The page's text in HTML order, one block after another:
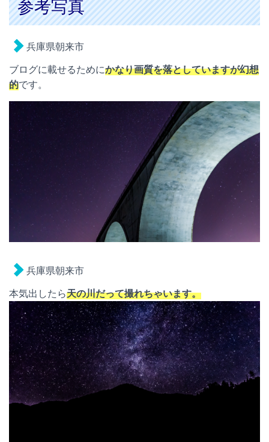
参考写真
兵庫県朝来市
ブログに載せるためにかなり画質を落としていますが幻想
的です。
兵庫県朝来市
本気出したら天の川だって撮れちゃいます。